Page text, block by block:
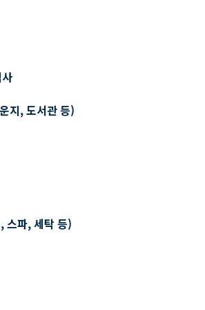
지, 도서관 등)
스파, 세탁 등)